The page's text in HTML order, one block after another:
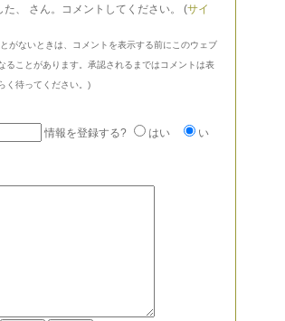
、 さん。コメントしてください。 (サイ
がないときは、コメントを表示する前にこのウェブ
ることがあります。承認されるまではコメントは表
く待ってください。)
情報を登録する?
はい
い